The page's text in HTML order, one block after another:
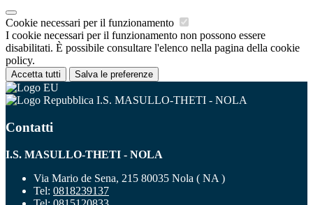
Cookie necessari per il funzionamento
I cookie necessari per il funzionamento non possono essere
disabilitati. È possibile consultare l'elenco nella pagina della cookie
policy.
Accetta tutti Salva le preferenze
I.S. MASULLO-THETI - NOLA
Contatti
I.S. MASULLO-THETI - NOLA
Via Mario de Sena, 215 80035 Nola ( NA )
Tel: 0818239137